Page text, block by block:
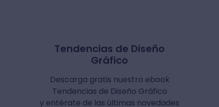
Tendencias de Diseño
Gráfico
Descarga gratis nuestro ebook
Tendencias de Diseño Gráfico
y entérate de las últimas novedades